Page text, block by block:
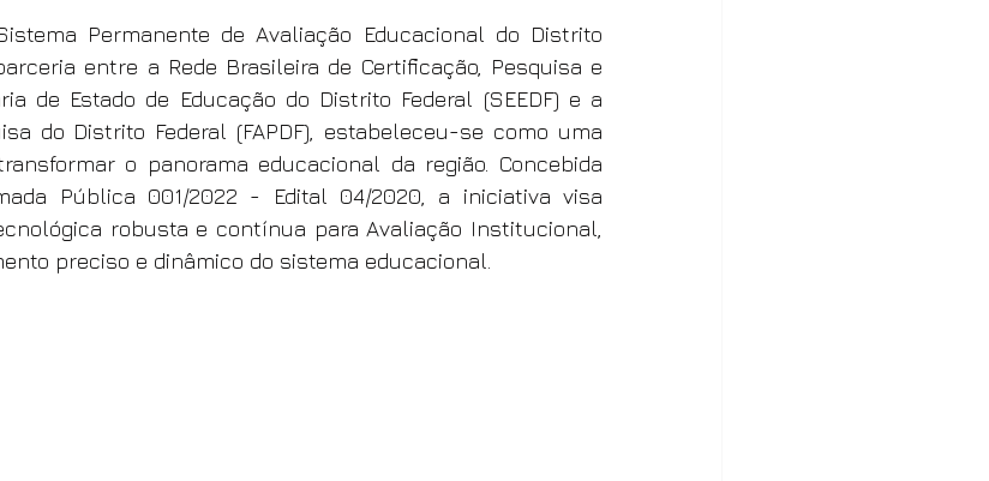
Permanente de Avaliação Educacional do Distrito
entre a Rede Brasileira de Certificação, Pesquisa e
de Estado de Educação do Distrito Federal (SEEDF) e a
do Distrito Federal (FAPDF), estabeleceu-se como uma
o panorama educacional da região. Concebida
Pública 001/2022 - Edital 04/2020, a iniciativa visa
robusta e contínua para Avaliação Institucional,
preciso e dinâmico do sistema educacional.